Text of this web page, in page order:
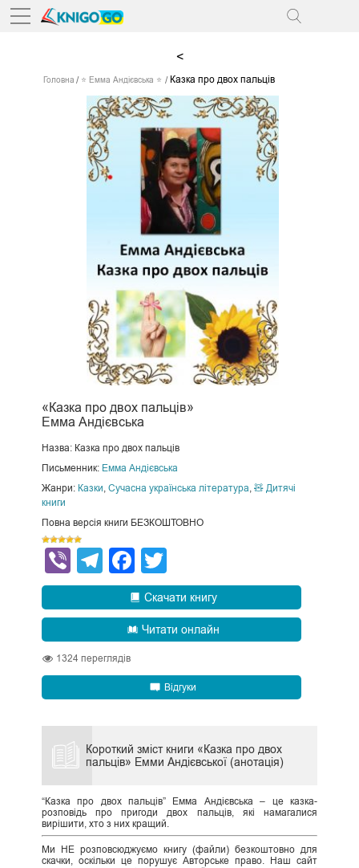
<
Головна ⭐ Емма Андієвська ⭐ Казка про двох пальців
«Казка про двох пальців»
Емма Андієвська
Назва: Казка про двох пальців
Письменник: Емма Андієвська
Жанри: Казки, Сучасна українська література, 🧸 Дитячі
книги
Повна версія книги БЕЗКОШТОВНО
ViberTelegram
Facebook
Скачати книгу
Читати онлайн
1324 переглядів
Відгуки
Короткий зміст книги «Казка про двох
пальців» Емми Андієвської (анотація)
“Казка про двох пальців” Емма Андієвська – це казка-
розповідь про пригоди двох пальців, які намагалися
вирішити, хто з них кращий.
Ми НЕ розповсюджуємо книгу (файли) безкоштовно для
скачки, оскільки це порушує Авторське право. Наш сайт